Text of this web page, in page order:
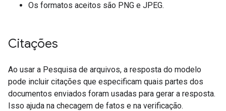
Os formatos aceitos são PNG e JPEG.
Citações
Ao usar a Pesquisa de arquivos, a resposta do modelo
pode incluir citações que especificam quais partes dos
documentos enviados foram usadas para gerar a resposta.
Isso ajuda na checagem de fatos e na verificação.